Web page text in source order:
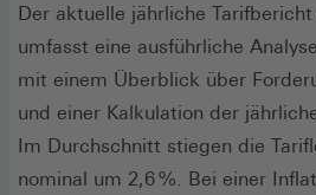
Der aktuelle jährliche
umfasst eine ausführliche
mit einem Überblick über
und einer Kalkulation der
Im Durchschnitt stiegen die
nominal um 2,6 %. Bei einer